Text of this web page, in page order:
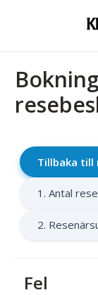
Tillbaka till
1. Antal
2.
Fel